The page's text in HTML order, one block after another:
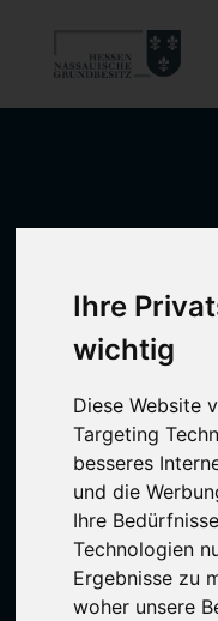
Ihre
wichtig
Diese Website
Targeting
besseres
und die
Ihre
Technologien
Ergebnisse zu
woher unsere